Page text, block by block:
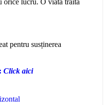
pentru susținerea
Click aici